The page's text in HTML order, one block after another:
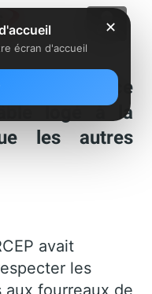
de France
logé à la
les autres
avait
les
aux fourreaux de
✕
écran d'accueil